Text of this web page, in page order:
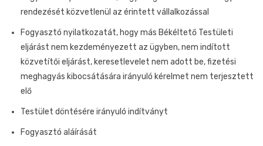
rendezését közvetlenül az érintett vállalkozással
Fogyasztó nyilatkozatát, hogy más Békéltető Testületi
eljárást nem kezdeményezett az ügyben, nem indított
közvetítői eljárást, keresetlevelet nem adott be, fizetési
meghagyás kibocsátására irányuló kérelmet nem terjesztett
elő
Testület döntésére irányuló indítványt
Fogyasztó aláírását